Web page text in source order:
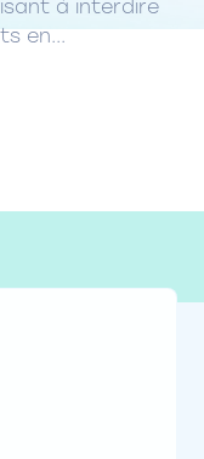
à interdire
en...